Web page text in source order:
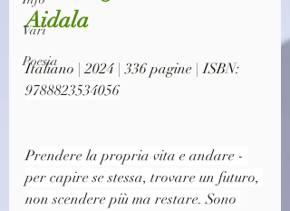
Vari
Poesia
Aidala
Italiano | 2024 | 336 pagine | ISBN:
9788823534056
Prendere la propria vita e andare -
per capire se stessa, trovare un futuro,
non scendere più ma restare. Sono